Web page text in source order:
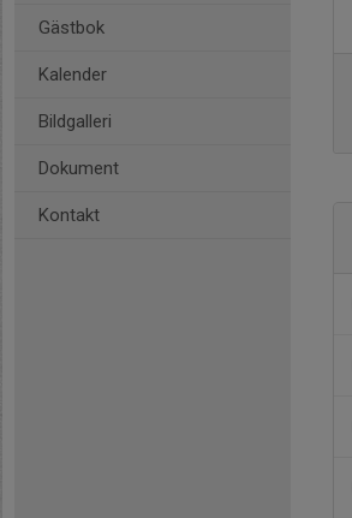
Gästbok
Kalender
Bildgalleri
Dokument
Kontakt